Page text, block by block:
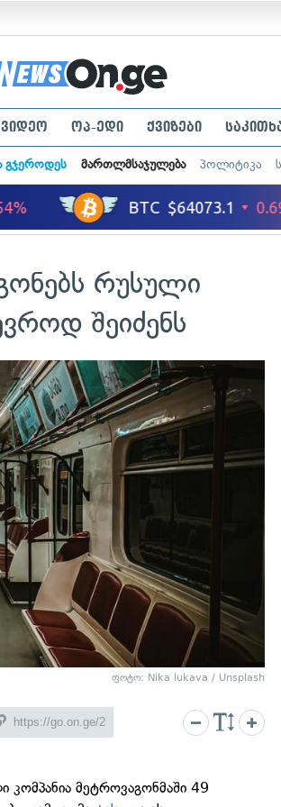
ვიდეო ოპ-ედი ქვიზები
გჯეროდეს მართლმსაჯულება პოლიტიკა
რუსული
შეიძენს
ფოტო: Nika lukava / Unsplash
მეტროვაგონმაში 49